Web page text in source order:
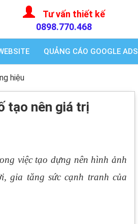
Tư vấn thiết kế
0898.770.468
QUẢNG CÁO GOOGLE ADS
hiệu
tạo nên giá trị
việc tạo dựng nên hình ảnh
gia tăng sức cạnh tranh của